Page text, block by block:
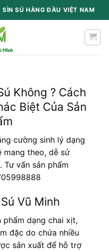
SÚ HÀNG ĐẦU VIỆT NAM
Không ? Cách
Biệt Của Sản
cường sinh lý dạng
mang theo, dễ sử
vấn sản phẩm
Vũ Minh
phẩm dạng chai xịt,
đặc do chứa nhiều
sản xuất để hỗ trợ